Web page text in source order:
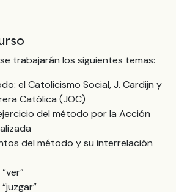
trabajarán los siguientes temas:
el Catolicismo Social, J. Cardijn y
Católica (JOC)
del método por la Acción
del método y su interrelación